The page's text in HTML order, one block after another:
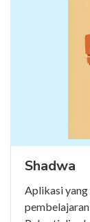
Shadwa
Aplikasi